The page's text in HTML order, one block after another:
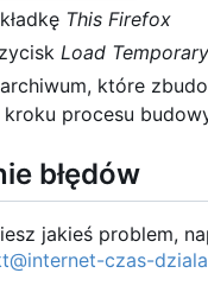
This Firefox
Load
które
procesu
błędów
jakieś problem,
czas-